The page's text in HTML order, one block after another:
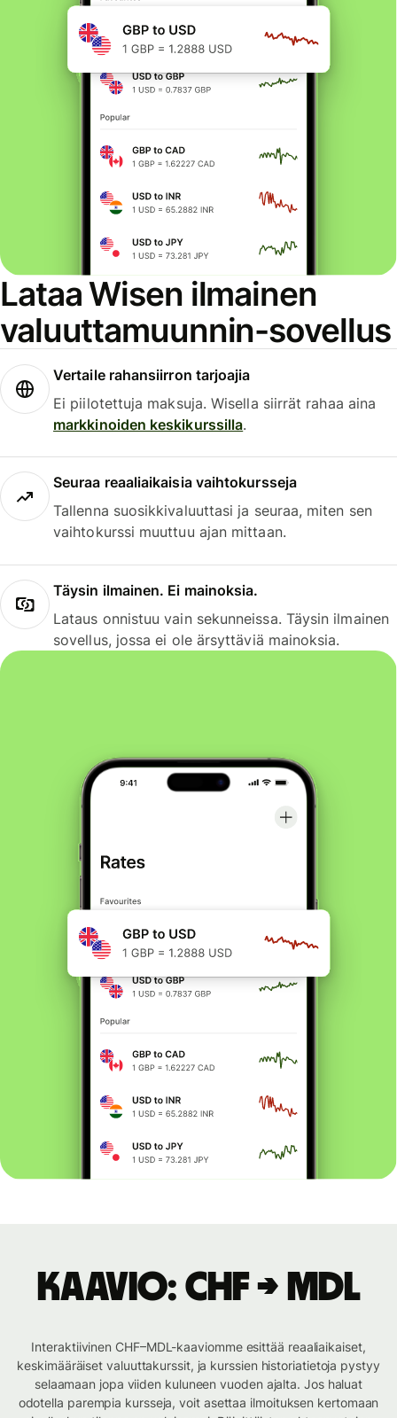
Lataa Wisen ilmainen
valuuttamuunnin-sovellus
Vertaile rahansiirron tarjoajia
Ei piilotettuja maksuja. Wisella siirrät rahaa aina
markkinoiden keskikurssilla.
Seuraa reaaliaikaisia vaihtokursseja
Tallenna suosikkivaluuttasi ja seuraa, miten sen
vaihtokurssi muuttuu ajan mittaan.
Täysin ilmainen. Ei mainoksia.
Lataus onnistuu vain sekunneissa. Täysin ilmainen
sovellus, jossa ei ole ärsyttäviä mainoksia.
Kaavio: CHF → MDL
Interaktiivinen CHF–MDL-kaaviomme esittää reaaliaikaiset,
keskimääräiset valuuttakurssit, ja kurssien historiatietoja pystyy
selaamaan jopa viiden kuluneen vuoden ajalta. Jos haluat
odotella parempia kursseja, voit asettaa ilmoituksen kertomaan